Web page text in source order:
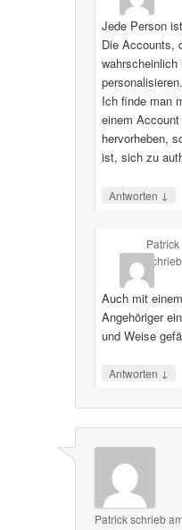
Jede Person
Die Accounts,
wahrscheinlich
personalisieren.
Ich finde man
einem
hervorheben,
ist, sich zu
Antworten ↓
Patrick
schrieb
Auch mit
Angehöriger
und Weise
Antworten ↓
Patrickschrieb